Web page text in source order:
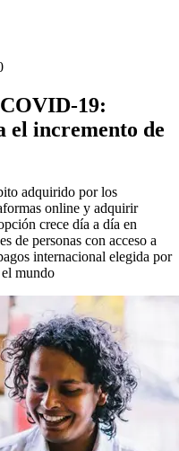
19:
el incremento de
adquirido por los
online y adquirir
crece día a día en
de personas con acceso a
internacional elegida por
mundo